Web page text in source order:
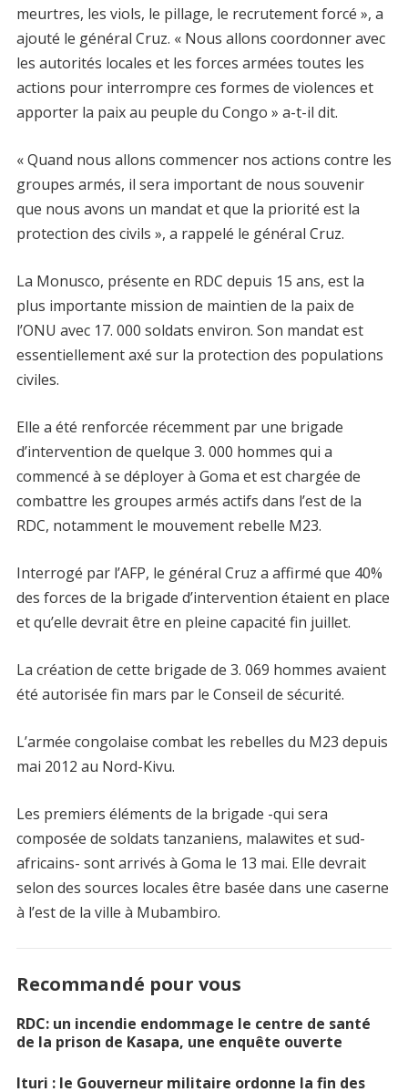
meurtres, les viols, le pillage, le recrutement forcé », a
ajouté le général Cruz. « Nous allons coordonner avec
les autorités locales et les forces armées toutes les
actions pour interrompre ces formes de violences et
apporter la paix au peuple du Congo » a-t-il dit.
« Quand nous allons commencer nos actions contre les
groupes armés, il sera important de nous souvenir
que nous avons un mandat et que la priorité est la
protection des civils », a rappelé le général Cruz.
La Monusco, présente en RDC depuis 15 ans, est la
plus importante mission de maintien de la paix de
l’ONU avec 17. 000 soldats environ. Son mandat est
essentiellement axé sur la protection des populations
civiles.
Elle a été renforcée récemment par une brigade
d’intervention de quelque 3. 000 hommes qui a
commencé à se déployer à Goma et est chargée de
combattre les groupes armés actifs dans l’est de la
RDC, notamment le mouvement rebelle M23.
Interrogé par l’AFP, le général Cruz a affirmé que 40%
des forces de la brigade d’intervention étaient en place
et qu’elle devrait être en pleine capacité fin juillet.
La création de cette brigade de 3. 069 hommes avaient
été autorisée fin mars par le Conseil de sécurité.
L’armée congolaise combat les rebelles du M23 depuis
mai 2012 au Nord-Kivu.
Les premiers éléments de la brigade -qui sera
composée de soldats tanzaniens, malawites et sud-
africains- sont arrivés à Goma le 13 mai. Elle devrait
selon des sources locales être basée dans une caserne
à l’est de la ville à Mubambiro.
Recommandé pour vous
RDC: un incendie endommage le centre de santé
de la prison de Kasapa, une enquête ouverte
Ituri : le Gouverneur militaire ordonne la fin des